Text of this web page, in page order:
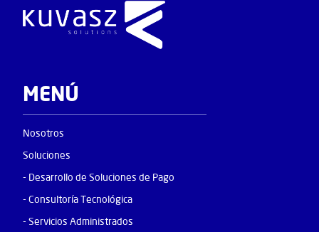
MENÚ
Nosotros
Soluciones
- Desarrollo de Soluciones de Pago
- Consultoría Tecnológica
- Servicios Administrados